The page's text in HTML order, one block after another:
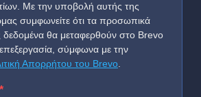
Με την υποβολή αυτής της
συμφωνείτε ότι τα προσωπικά
δεδομένα θα μεταφερθούν στο Brevo
σύμφωνα με την
Απορρήτου του Brevo